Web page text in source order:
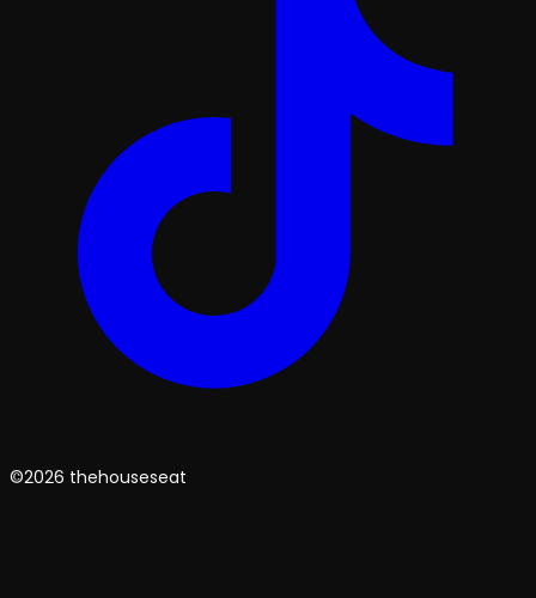
©2026 thehouseseat